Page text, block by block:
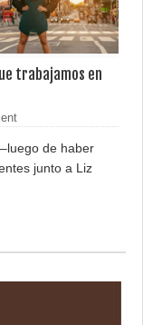
trabajamos en
de haber
junto a Liz